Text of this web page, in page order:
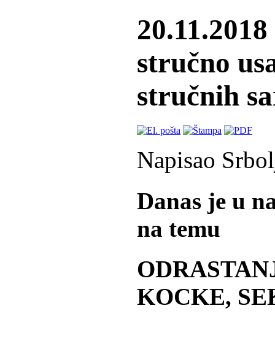
stručno
stručnih
Napisao
Danas je u
na temu
KOCKE,